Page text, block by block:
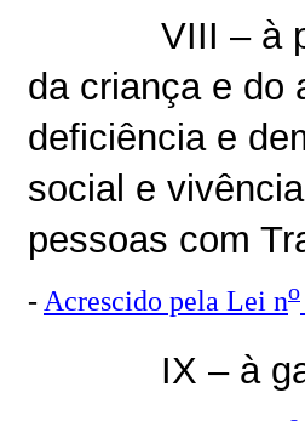
VIII – à
da criança e do
deficiência e
social e
pessoas com
- Acrescido pela Lei no
IX – à